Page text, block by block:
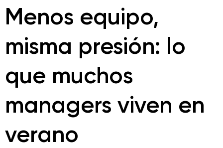
Menos equipo,
misma presión: lo
que muchos
managers viven en
verano